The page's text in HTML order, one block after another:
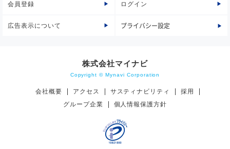
会員登録 ログイン
広告表示について プライバシー設定
株式会社マイナビ
Copyright © Mynavi Corporation
会社概要 アクセス サスティナビリティ
採用
グループ企業
個人情報保護方針